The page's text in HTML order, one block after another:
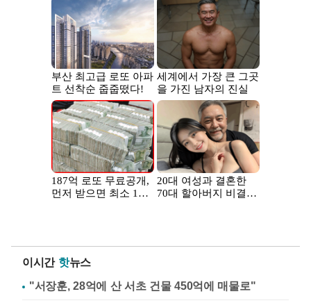
이시간 핫뉴스
"서장훈, 28억에 산 서초 건물 450억에 매물로"